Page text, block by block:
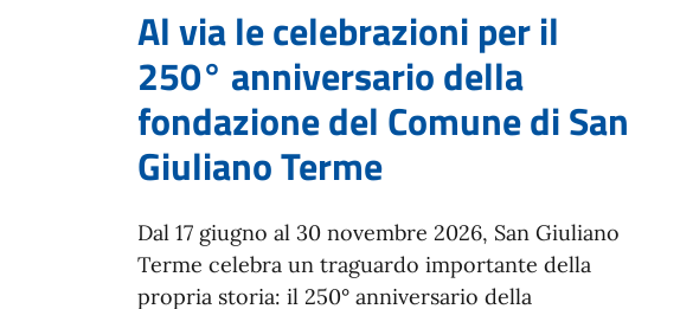
Al via le celebrazioni per il
250° anniversario della
fondazione del Comune di San
Giuliano Terme
Dal 17 giugno al 30 novembre 2026, San Giuliano
Terme celebra un traguardo importante della
propria storia: il 250° anniversario della